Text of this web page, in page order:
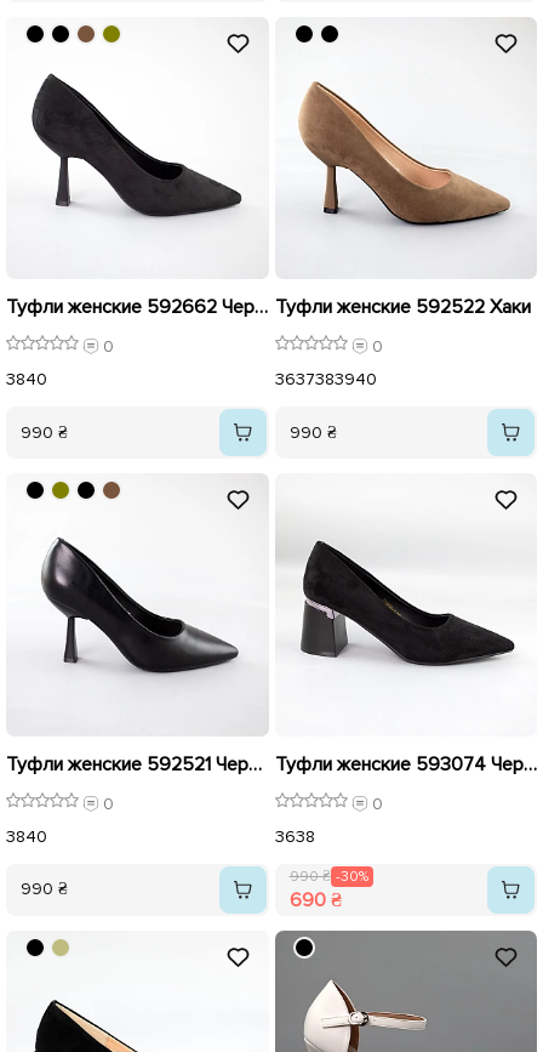
Туфли женские 592662 Черные
0
3840
990 ₴
Туфли женские 592522 Хаки
0
3637383940
990 ₴
Туфли женские 592521 Черные
0
3840
990 ₴
Туфли женские 593074 Черные распродажа
0
3638
990 ₴ -30%
690 ₴